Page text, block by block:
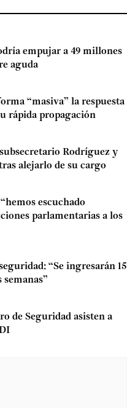
empujar a 49 millones
aguda
“masiva” la respuesta
rápida propagación
Rodríguez y
alejarlo de su cargo
escuchado
parlamentarias a los
“Se ingresarán 15
de Seguridad asisten a